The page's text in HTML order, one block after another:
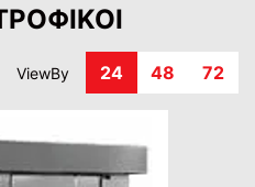
ViewBy 24 48 72